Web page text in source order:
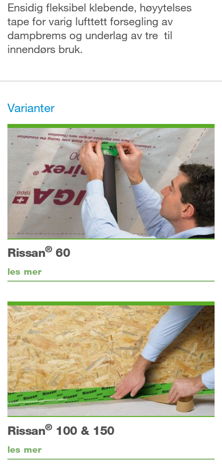
Ensidig fleksibel klebende, høyytelses
tape for varig lufttett forsegling av
dampbrems og underlag av tre til
innendørs bruk.
Varianter
Rissan®60
les mer
Rissan®100 & 150
les mer